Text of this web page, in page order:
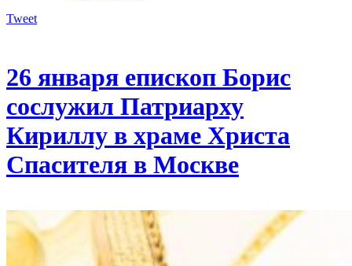
Tweet
26 января епископ Борис
сослужил Патриарху
Кириллу в храме Христа
Спасителя в Москве